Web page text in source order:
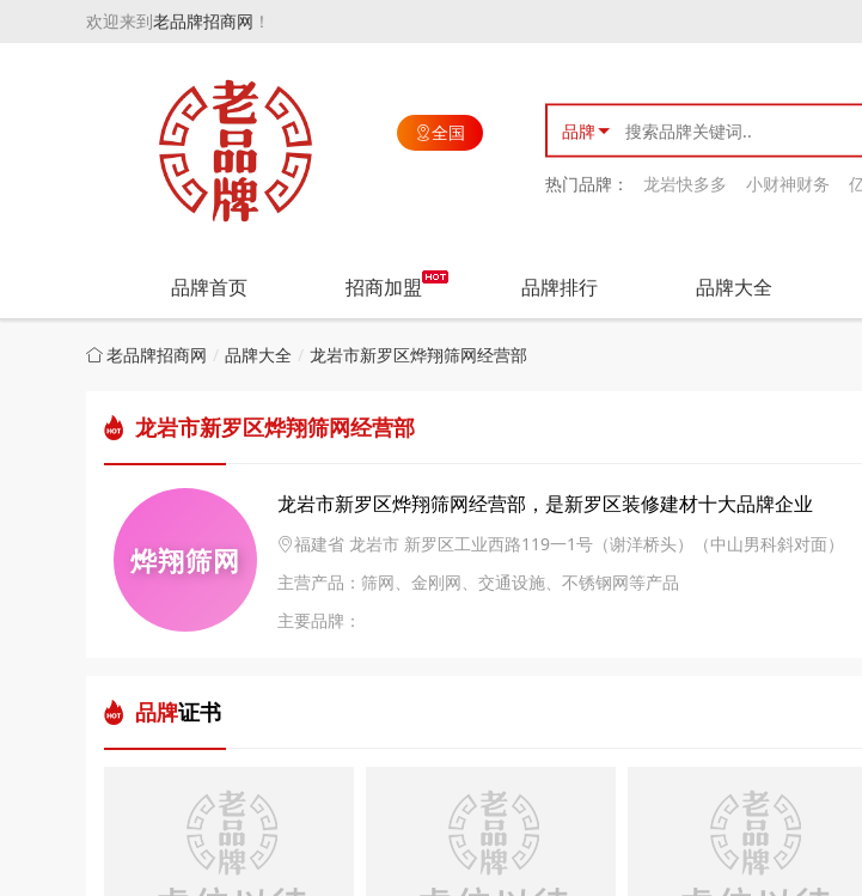
欢迎来到老品牌招商网 ！
全国 品牌
热门品牌： 龙岩快多多 小财神财务
品牌首页 招商加盟 品牌排行 品牌大全
老品牌招商网 品牌大全 龙岩市新罗区烨翔筛网经营部
龙岩市新罗区烨翔筛网经营部
烨翔筛网
龙岩市新罗区烨翔筛网经营部，是新罗区装修建材十大品牌企业
福建省 龙岩市 新罗区工业西路119一1号（谢洋桥头）（中山男科斜对面）
主营产品：筛网、金刚网、交通设施、不锈钢网等产品
主要品牌：
品牌证书